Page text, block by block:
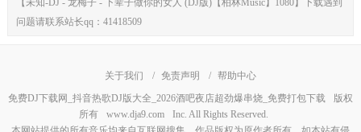
【未知-DJ - 龙梅子 - 下辈子做你的女人 (DJ版)【柏林Music】1080】下载遇到
问题请联系站长qq：41418509
关于我们 / 免责声明 / 帮助中心
免费DJ下载网_抖音热歌DJ版大全_2026酒吧夜店超劲爆串烧_免费打包下载
版权
所有
www.dja9.com
Inc. All Rights Reserved.